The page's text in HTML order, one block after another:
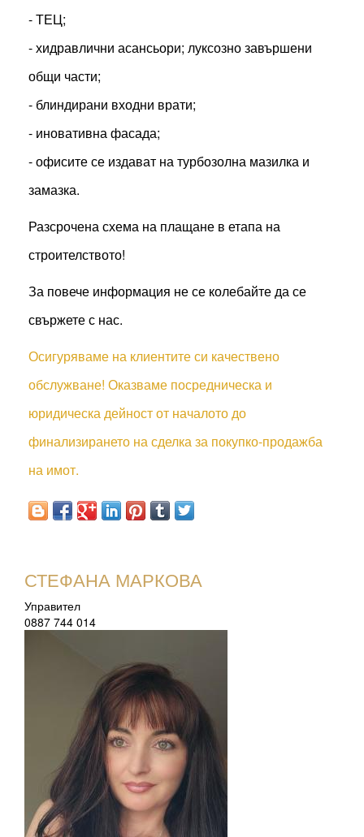
- ТЕЦ;
- хидравлични асансьори; луксозно завършени
общи части;
- блиндирани входни врати;
- иновативна фасада;
- офисите се издават на турбозолна мазилка и
замазка.
Разсрочена схема на плащане в етапа на
строителството!
За повече информация не се колебайте да се
свържете с нас.
Осигуряваме на клиентите си качествено
обслужване! Оказваме посредническа и
юридическа дейност от началото до
финализирането на сделка за покупко-продажба
на имот.
СТЕФАНА МАРКОВА
Управител
0887 744 014